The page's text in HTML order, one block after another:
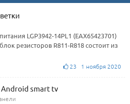
LGP3942-14PL1 (EAX65423701)
резисторов R811-R818 состоит из
23 1 ноября 2020
smart tv